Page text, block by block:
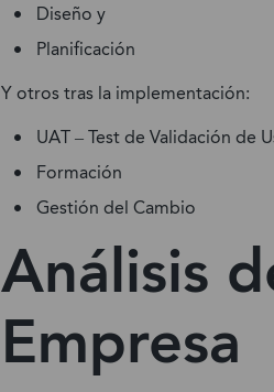
Diseño y
Planificación
Y otros tras la implementación:
UAT – Test de Validación de
Formación
Gestión del Cambio
Análisis
Empresa